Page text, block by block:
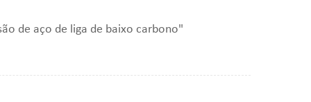
de aço de liga de baixo carbono"